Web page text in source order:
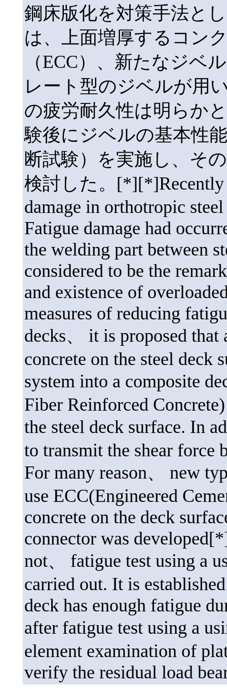
鋼床版化を対策手法と
は、上面増厚するコン
（ECC）、新たなジベ
レート型のジベルが用
の疲労耐久性は明らか
験後にジベルの基本性
断試験）を実施し、そ
検討した。[*][*]Recently
damage in orthotropic
Fatigue damage had
the welding part between
considered to be the
and existence of
measures of reducing
decks、 it is proposed
concrete on the steel deck
system into a composite
Fiber Reinforced
the steel deck surface. In
to transmit the shear force
For many reason、 new
use ECC(Engineered
concrete on the deck
connector was
not、 fatigue test using a
carried out. It is
deck has enough fatigue
after fatigue test using a
element examination of
verify the residual load